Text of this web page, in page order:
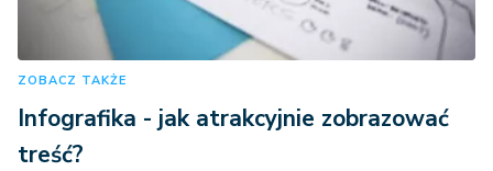
ZOBACZ TAKŻE
Infografika - jak atrakcyjnie zobrazować
treść?